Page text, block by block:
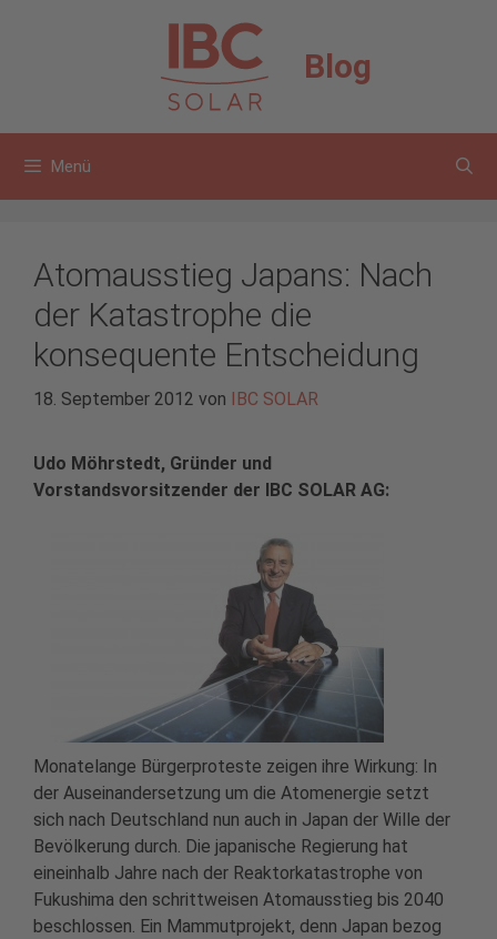
Blog
Menü
Atomausstieg Japans: Nach
der Katastrophe die
konsequente Entscheidung
18. September 2012 von IBC SOLAR
Udo Möhrstedt, Gründer und
Vorstandsvorsitzender der IBC SOLAR AG:
Monatelange Bürgerproteste zeigen ihre Wirkung: In
der Auseinandersetzung um die Atomenergie setzt
sich nach Deutschland nun auch in Japan der Wille der
Bevölkerung durch. Die japanische Regierung hat
eineinhalb Jahre nach der Reaktorkatastrophe von
Fukushima den schrittweisen Atomausstieg bis 2040
beschlossen. Ein Mammutprojekt, denn Japan bezog